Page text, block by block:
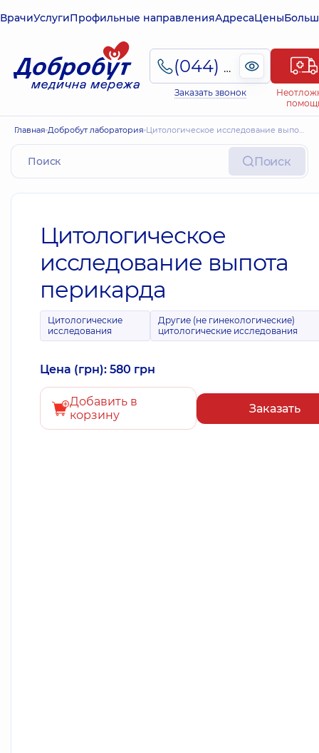
ВрачиУслугиПрофильные направленияАдресаЦены
(044) 495-2-888
Заказать звонок
Главная Добробут лаборатория Цитологическое исследование выпота перикарда
Поиск
Цитологическое
исследование выпота
перикарда
Цитологические
исследования
Другие (не гинекологические)
цитологические исследования
Цена (грн): 580 грн
Добавить в
корзину
Заказать